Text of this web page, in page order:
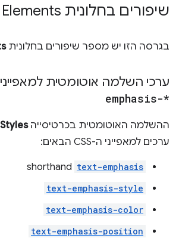
שיפורים בחלונית Elements
בגרסה הזו יש מספר שיפורים בחלונית
ערכי השלמה אוטומטית
emphasis-*
ההשלמה האוטומטית בכרטיסייהStyles
ערכים למאפייני ה-CSS הבאים:
text-emphasis
text-emphasis-style
text-emphasis-color
text-emphasis-position